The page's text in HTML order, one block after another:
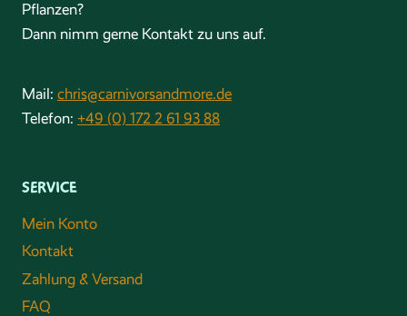
Pflanzen?
Dann nimm gerne Kontakt zu uns auf.
Mail: chris@carnivorsandmore.de
Telefon: +49 (0) 172 2 61 93 88
SERVICE
Mein Konto
Kontakt
Zahlung & Versand
FAQ